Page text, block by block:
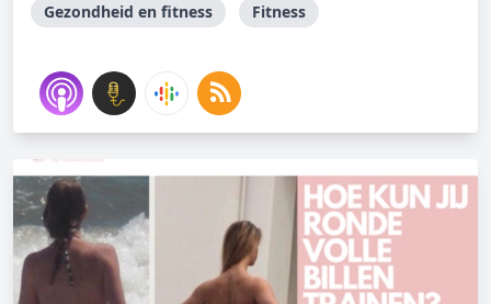
Gezondheid en fitness Fitness